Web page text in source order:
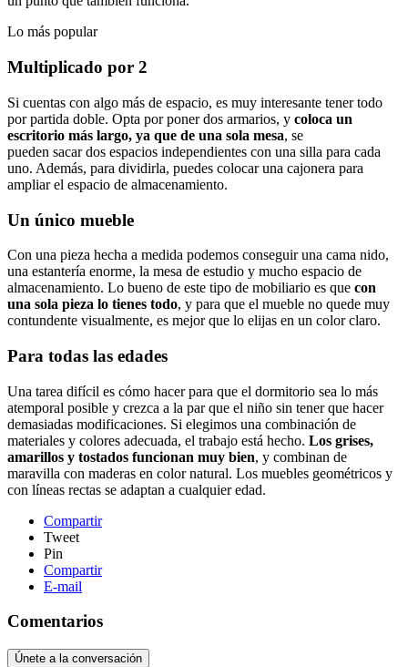
Lo más popular
Multiplicado por 2
Si cuentas con algo más de espacio, es muy interesante tener todo
por partida doble. Opta por poner dos armarios, y coloca un
escritorio más largo, ya que de una sola mesa, se
pueden sacar dos espacios independientes con una silla para cada
uno. Además, para dividirla, puedes colocar una cajonera para
ampliar el espacio de almacenamiento.
Un único mueble
Con una pieza hecha a medida podemos conseguir una cama nido,
una estantería enorme, la mesa de estudio y mucho espacio de
almacenamiento. Lo bueno de este tipo de mobiliario es que con
una sola pieza lo tienes todo, y para que el mueble no quede muy
contundente visualmente, es mejor que lo elijas en un color claro.
Para todas las edades
Una tarea difícil es cómo hacer para que el dormitorio sea lo más
atemporal posible y crezca a la par que el niño sin tener que hacer
demasiadas modificaciones. Si elegimos una combinación de
materiales y colores adecuada, el trabajo está hecho. Los grises,
amarillos y tostados funcionan muy bien, y combinan de
maravilla con maderas en color natural. Los muebles geométricos y
con líneas rectas se adaptan a cualquier edad.
Compartir
Tweet
Pin
Compartir
E-mail
Comentarios
Únete a la conversación